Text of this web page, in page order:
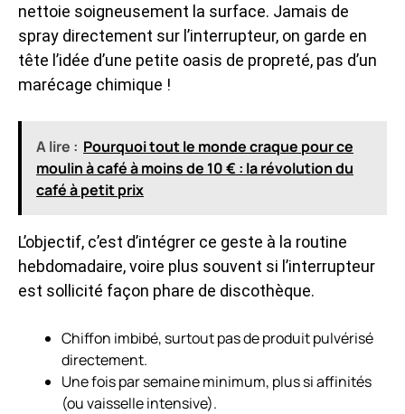
nettoie soigneusement la surface. Jamais de
spray directement sur l’interrupteur, on garde en
tête l’idée d’une petite oasis de propreté, pas d’un
marécage chimique !
A lire : Pourquoi tout le monde craque pour ce
moulin à café à moins de 10 € : la révolution du
café à petit prix
L’objectif, c’est d’intégrer ce geste à la routine
hebdomadaire, voire plus souvent si l’interrupteur
est sollicité façon phare de discothèque.
Chiffon imbibé, surtout pas de produit pulvérisé
directement.
Une fois par semaine minimum, plus si affinités
(ou vaisselle intensive).